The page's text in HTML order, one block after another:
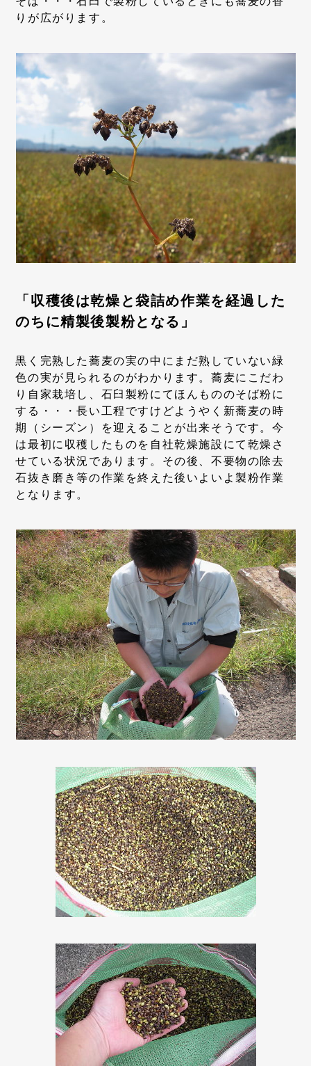
りが広がります。
「収穫後は乾燥と袋詰め作業を経過した
のちに精製後製粉となる」
黒く完熟した蕎麦の実の中にまだ熟していない緑
色の実が見られるのがわかります。蕎麦にこだわ
り自家栽培し、石臼製粉にてほんもののそば粉に
する・・・長い工程ですけどようやく新蕎麦の時
期（シーズン）を迎えることが出来そうです。今
は最初に収穫したものを自社乾燥施設にて乾燥さ
せている状況であります。その後、不要物の除去
石抜き磨き等の作業を終えた後いよいよ製粉作業
となります。